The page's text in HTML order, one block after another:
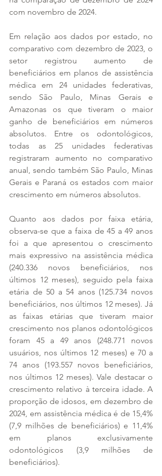
com novembro de 2024.
Em relação aos dados por estado, no
comparativo com dezembro de 2023, o
setor registrou aumento de
beneficiários em planos de assistência
médica em 24 unidades federativas,
sendo São Paulo, Minas Gerais e
Amazonas os que tiveram o maior
ganho de beneficiários em números
absolutos. Entre os odontológicos,
todas as 25 unidades federativas
registraram aumento no comparativo
anual, sendo também São Paulo, Minas
Gerais e Paraná os estados com maior
crescimento em números absolutos.
Quanto aos dados por faixa etária,
observa-se que a faixa de 45 a 49 anos
foi a que apresentou o crescimento
mais expressivo na assistência médica
(240.336 novos beneficiários, nos
últimos 12 meses), seguido pela faixa
etária de 50 a 54 anos (125.734 novos
beneficiários, nos últimos 12 meses). Já
as faixas etárias que tiveram maior
crescimento nos planos odontológicos
foram 45 a 49 anos (248.771 novos
usuários, nos últimos 12 meses) e 70 a
74 anos (193.557 novos beneficiários,
nos últimos 12 meses). Vale destacar o
crescimento relativo à terceira idade. A
proporção de idosos, em dezembro de
2024, em assistência médica é de 15,4%
(7,9 milhões de beneficiários) e 11,4%
em planos exclusivamente
odontológicos (3,9 milhões de
beneficiários).